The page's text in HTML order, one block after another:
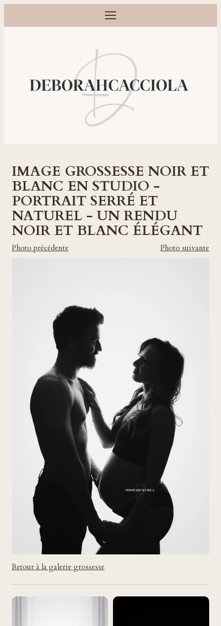
Ouvrir le menu
Photographe grossesse, naissance, bébé et famille à Orléans
IMAGE GROSSESSE NOIR ET
BLANC EN STUDIO -
PORTRAIT SERRÉ ET
NATUREL - UN RENDU
NOIR ET BLANC ÉLÉGANT
Photo précédente Photo suivante
Retour à la galerie grossesse